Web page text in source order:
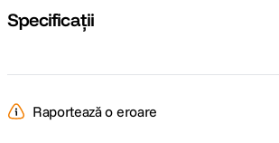
Specificații
Raportează o eroare